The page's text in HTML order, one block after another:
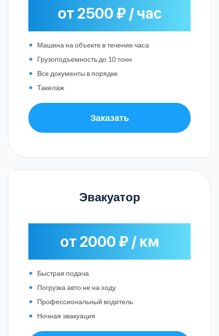
от 2500 ₽ / час
Машина на объекте в течение часа
Грузоподъемность до 10 тонн
Все документы в порядке
Такелаж
Заказать
Эвакуатор
от 2000 ₽ / км
Быстрая подача
Погрузка авто не на ходу
Профессиональный водитель
Ночная эвакуация